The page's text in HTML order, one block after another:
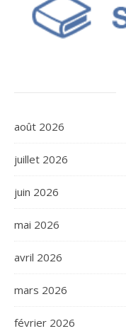
août 2026
juillet 2026
juin 2026
mai 2026
avril 2026
mars 2026
février 2026